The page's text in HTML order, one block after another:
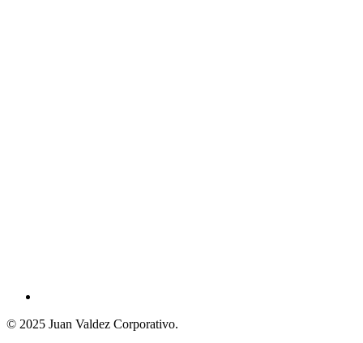
© 2025 Juan Valdez Corporativo.